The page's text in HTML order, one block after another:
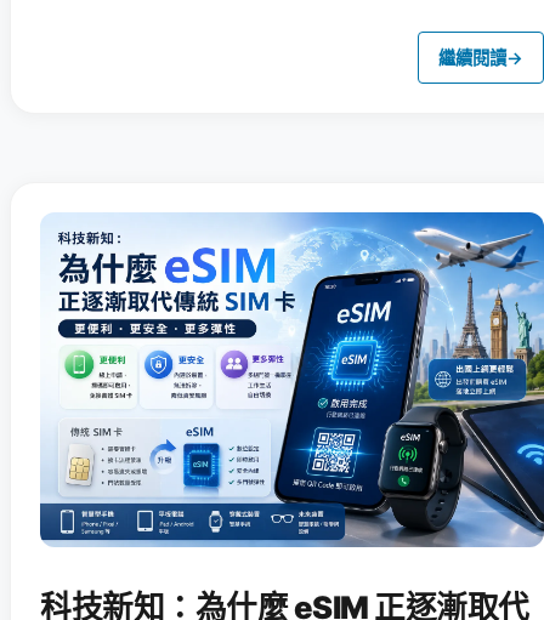
繼續閱讀→
科技新知：為什麼 eSIM 正逐漸取代